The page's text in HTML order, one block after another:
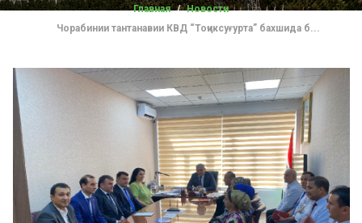
Главная
Новости
Чорабинии тантанавии КВД “Тоҷиксуғурта” бахшида б...